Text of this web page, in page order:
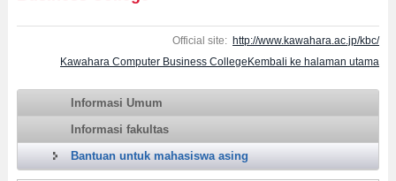
Official site: http://www.kawahara.ac.jp/kbc/
Kawahara Computer Business CollegeKembali ke halaman utama
Informasi Umum
Informasi fakultas
Bantuan untuk mahasiswa asing